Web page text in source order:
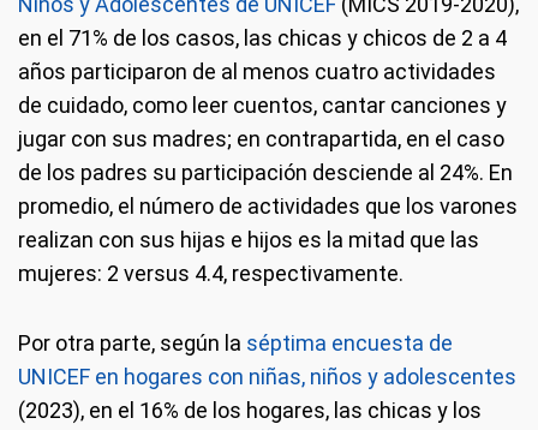
en el 71% de los casos, las chicas y chicos de 2 a 4
años participaron de al menos cuatro actividades
de cuidado, como leer cuentos, cantar canciones y
jugar con sus madres; en contrapartida, en el caso
de los padres su participación desciende al 24%. En
promedio, el número de actividades que los varones
realizan con sus hijas e hijos es la mitad que las
mujeres: 2 versus 4.4, respectivamente.
Por otra parte, según la séptima encuesta de
UNICEF en hogares con niñas, niños y adolescentes
(2023), en el 16% de los hogares, las chicas y los